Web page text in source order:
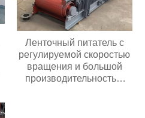
Ленточный питатель с
регулируемой скоростью
вращения и большой
производительностью